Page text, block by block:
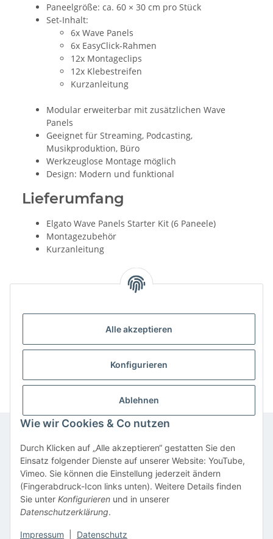
Alle akzeptieren
Konfigurieren
Ablehnen
Wie wir Cookies & Co nutzen
Durch Klicken auf „Alle akzeptieren“ gestatten Sie den
Einsatz folgender Dienste auf unserer Website: YouTube,
Vimeo. Sie können die Einstellung jederzeit ändern
(Fingerabdruck-Icon links unten). Weitere Details finden
Sie unter Konfigurieren und in unserer
Datenschutzerklärung.
Impressum Datenschutz
Paneelgröße: ca. 60 × 30 cm pro Stück
Set-Inhalt:
6x Wave Panels
6x EasyClick-Rahmen
12x Montageclips
12x Klebestreifen
Kurzanleitung
Modular erweiterbar mit zusätzlichen Wave
Panels
Geeignet für Streaming, Podcasting,
Musikproduktion, Büro
Werkzeuglose Montage möglich
Design: Modern und funktional
Lieferumfang
Elgato Wave Panels Starter Kit (6 Paneele)
Montagezubehör
Kurzanleitung
Benachrichtigen, wenn verfügbar
Informationen
Gesetzliche Informationen